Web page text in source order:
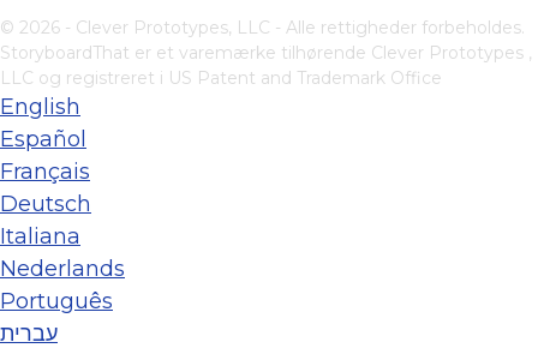
© 2026 - Clever Prototypes, LLC - Alle rettigheder forbeholdes.
StoryboardThat er et varemærke tilhørende Clever Prototypes ,
LLC og registreret i US Patent and Trademark Office
English
Español
Français
Deutsch
Italiana
Nederlands
Português
עברית